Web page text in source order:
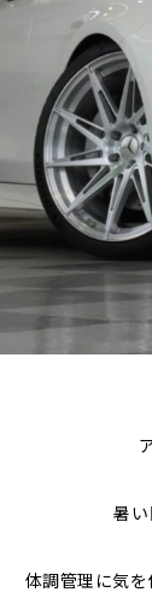
暑い
体調管理に気